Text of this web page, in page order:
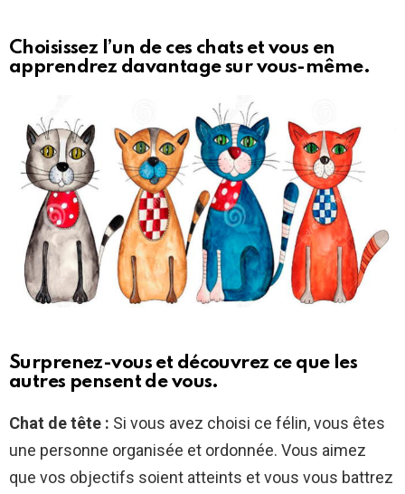
Choisissez l’un de ces chats et vous en
apprendrez davantage sur vous-même.
Surprenez-vous et découvrez ce que les
autres pensent de vous.
Chat de tête : Si vous avez choisi ce félin, vous êtes
une personne organisée et ordonnée. Vous aimez
que vos objectifs soient atteints et vous vous battrez